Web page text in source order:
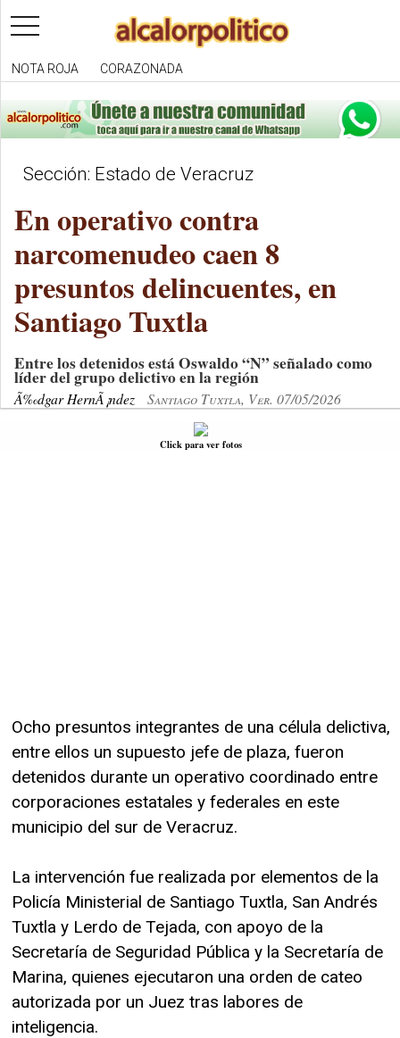
toggle
navigation
NOTA ROJA CORAZONADA
Sección: Estado de Veracruz
En operativo contra
narcomenudeo caen 8
presuntos delincuentes, en
Santiago Tuxtla
Entre los detenidos está Oswaldo “N” señalado como
líder del grupo delictivo en la región
Ã‰dgar HernÃ¡ndez Santiago Tuxtla, Ver. 07/05/2026
Click para ver fotos
Ocho presuntos integrantes de una célula delictiva,
entre ellos un supuesto jefe de plaza, fueron
detenidos durante un operativo coordinado entre
corporaciones estatales y federales en este
municipio del sur de Veracruz.
La intervención fue realizada por elementos de la
Policía Ministerial de Santiago Tuxtla, San Andrés
Tuxtla y Lerdo de Tejada, con apoyo de la
Secretaría de Seguridad Pública y la Secretaría de
Marina, quienes ejecutaron una orden de cateo
autorizada por un Juez tras labores de
inteligencia.